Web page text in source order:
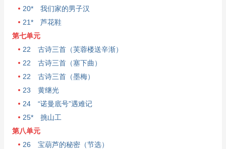
20* 我们家的男子汉
21* 芦花鞋
第七单元
22 古诗三首（芙蓉楼送辛渐）
22 古诗三首（塞下曲）
22 古诗三首（墨梅）
23 黄继光
24 “诺曼底号”遇难记
25* 挑山工
第八单元
26 宝葫芦的秘密（节选）